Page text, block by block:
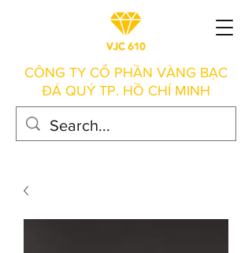
CÔNG TY CỔ PHẦN VÀNG BẠC
ĐÁ QUÝ TP. HỒ CHÍ MINH